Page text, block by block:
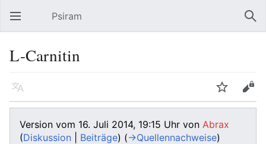
Hauptmenü öffnen Psiram
L-Carnitin
Sprache Beobachten Bearbeiten
Version vom 16. Juli 2014, 19:15 Uhr von Abrax
(Diskussion Beiträge) (→‎Quellennachweise)